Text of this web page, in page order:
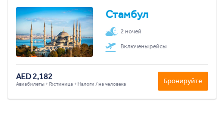
Стамбул
2 ночей
Включены рейсы
AED 2,182
Авиабилеты + Гостиница + Налоги / на человека Бронируйте